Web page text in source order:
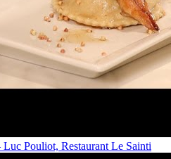
Luc Pouliot, Restaurant Le Sainti